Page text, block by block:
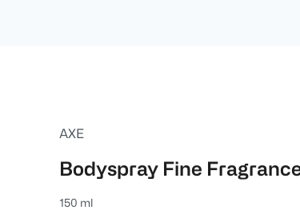
AXE
Bodyspray Fine
150 ml